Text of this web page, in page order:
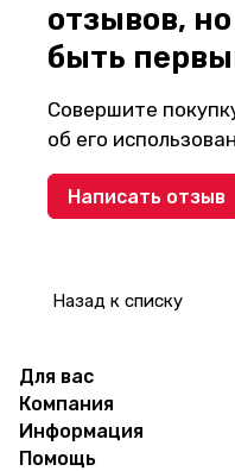
отзывов,
быть
Совершите
об его
Написать отзыв
Назад к списку
Для вас
Компания
Информация
Помощь